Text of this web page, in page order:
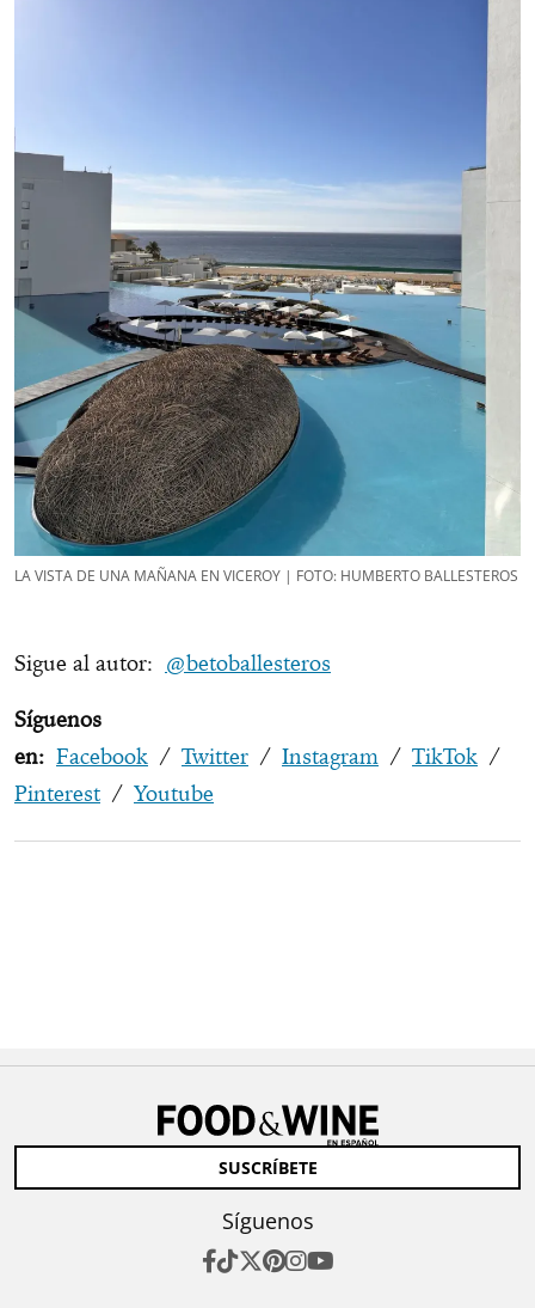
LA VISTA DE UNA MAÑANA EN VICEROY | FOTO: HUMBERTO BALLESTEROS
Sigue al autor: @betoballesteros
Síguenos
en: Facebook / Twitter / Instagram / TikTok /
Pinterest / Youtube
SUSCRÍBETE
Síguenos